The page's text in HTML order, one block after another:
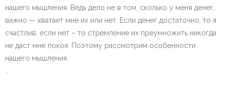
нашего мышления. Ведь дело не в том, сколько у меня денег,
важно — хватает мне их или нет. Если денег достаточно, то я
счастлив, если нет – то стремление их преумножить никогда
не даст мне покоя. Поэтому рассмотрим особенности
нашего мышления.
…